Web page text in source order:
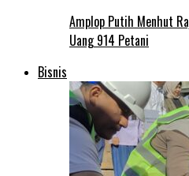
Amplop Putih Menhut
Uang 914 Petani
Bisnis